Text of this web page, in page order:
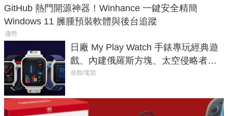
GitHub 熱門開源神器！Winhance 一鍵安全精簡
Windows 11 臃腫預裝軟體與後台追蹤
趨勢
日廠 My Play Watch 手錶專玩經典遊
戲、內建俄羅斯方塊、太空侵略者，
不過竟然不能連手機？
遊戲/電競